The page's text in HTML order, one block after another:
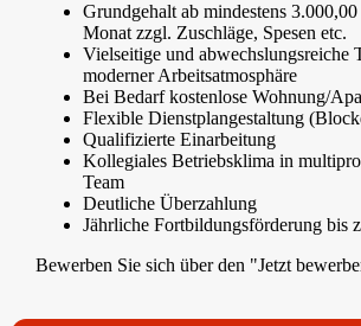
Grundgehalt ab mindestens
Monat zzgl. Zuschläge, Spesen etc.
Vielseitige und abwechslungsreiche
moderner Arbeitsatmosphäre
Bei Bedarf kostenlose Wohnung/
Flexible Dienstplangestaltung
Qualifizierte Einarbeitung
Kollegiales Betriebsklima in
Team
Deutliche Überzahlung
Jährliche Fortbildungsförderung bis
Bewerben Sie sich über den "Jetzt